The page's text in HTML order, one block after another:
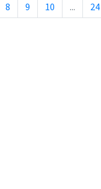
8 9 10 ... 24